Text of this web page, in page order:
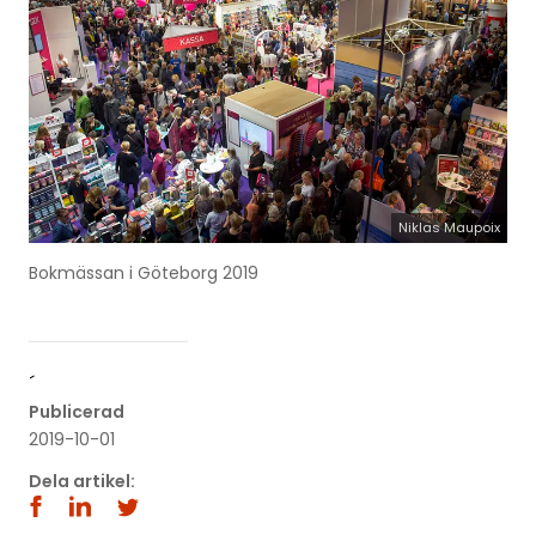
Niklas Maupoix
Bokmässan i Göteborg 2019
´
Publicerad
2019-10-01
Dela artikel: